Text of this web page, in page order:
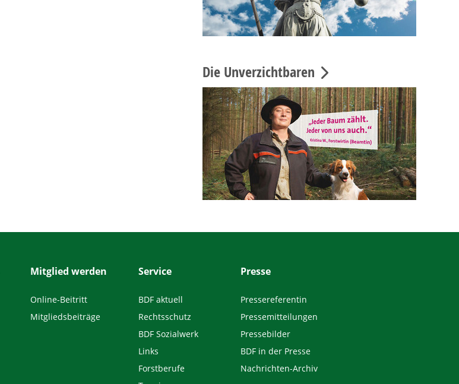
Die Unverzichtbaren
Mitglied werden
Online-Beitritt
Mitgliedsbeiträge
Service
BDF aktuell
Rechtsschutz
BDF Sozialwerk
Links
Forstberufe
Presse
Pressereferentin
Pressemitteilungen
Pressebilder
BDF in der Presse
Nachrichten-Archiv